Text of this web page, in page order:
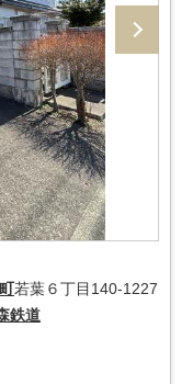
若葉６丁目140-1227
鉄道